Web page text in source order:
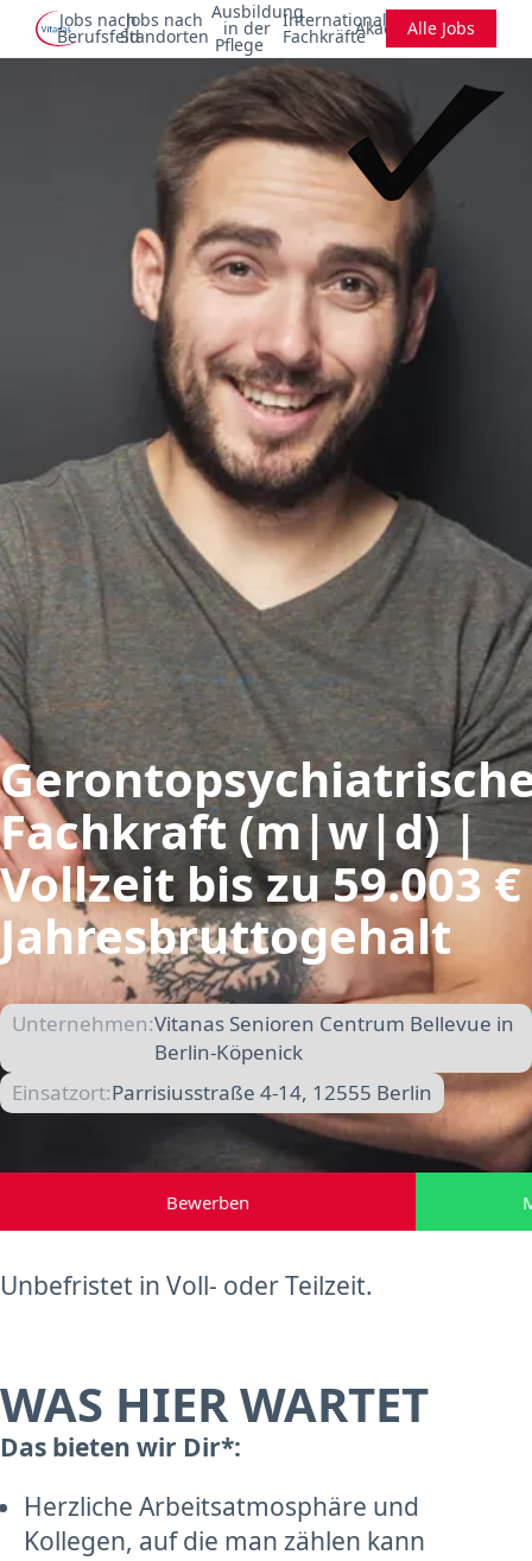
Jobs nach
Berufsfeld
Jobs nach
Standorten
Ausbildung
in der
Pflege
Internationale
FachkräfteAkademieAlle Jobs
Fachkraft (m|w|d) |
Vollzeit bis zu 59.003 €
Jahresbruttogehalt
Unternehmen:Vitanas Senioren Centrum Bellevue in
Berlin-Köpenick
Einsatzort:Parrisiusstraße 4-14, 12555 Berlin
Bewerben
Unbefristet in Voll- oder Teilzeit.
WAS HIER WARTET
Das bieten wir Dir*:
Herzliche Arbeitsatmosphäre und
Kollegen, auf die man zählen kann